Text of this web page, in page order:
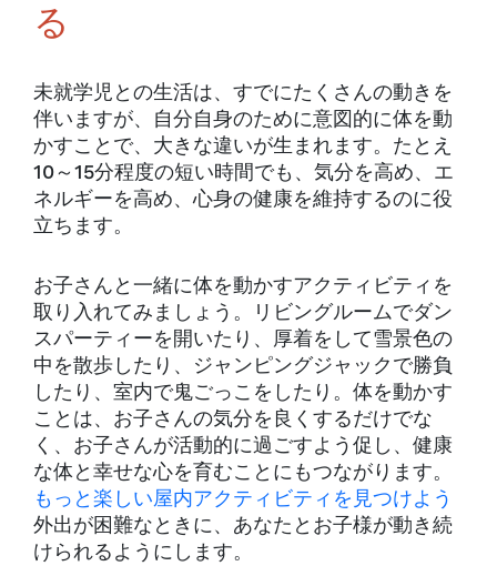
る
未就学児との生活は、すでにたくさんの動きを
伴いますが、自分自身のために意図的に体を動
かすことで、大きな違いが生まれます。たとえ
10～15分程度の短い時間でも、気分を高め、エ
ネルギーを高め、心身の健康を維持するのに役
立ちます。
お子さんと一緒に体を動かすアクティビティを
取り入れてみましょう。リビングルームでダン
スパーティーを開いたり、厚着をして雪景色の
中を散歩したり、ジャンピングジャックで勝負
したり、室内で鬼ごっこをしたり。体を動かす
ことは、お子さんの気分を良くするだけでな
く、お子さんが活動的に過ごすよう促し、健康
な体と幸せな心を育むことにもつながります。
もっと楽しい屋内アクティビティを見つけよう
外出が困難なときに、あなたとお子様が動き続
けられるようにします。